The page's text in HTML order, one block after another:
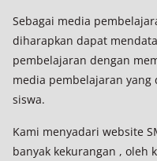
Sebagai media
diharapkan dapat
pembelajaran dengan
media pembelajaran
siswa.
Kami menyadari website
banyak kekurangan , oleh